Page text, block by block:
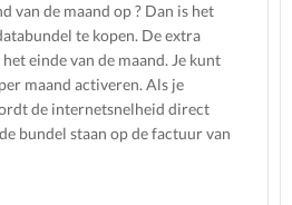
van de maand op ? Dan is het
te kopen. De extra
einde van de maand. Je kunt
maand activeren. Als je
de internetsnelheid direct
bundel staan op de factuur van